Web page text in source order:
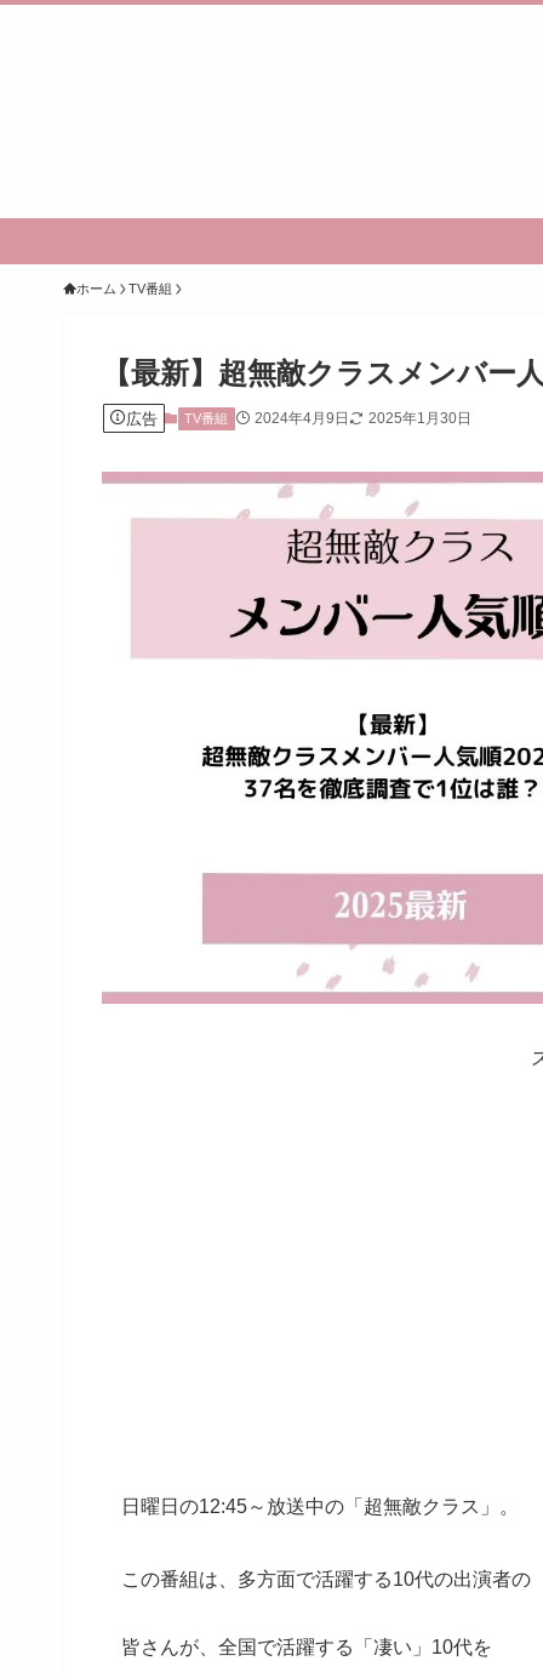
ホーム TV番組
【最新】超無敵クラスメンバー
広告 TV番組 2024年4月9日 2025年1月30日
日曜日の12:45～放送中の「超無敵クラス」。
この番組は、多方面で活躍する10代の出演者の
皆さんが、全国で活躍する「凄い」10代を